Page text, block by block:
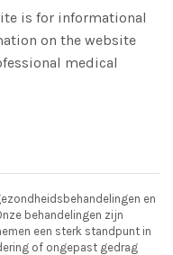
is for informational
on the website
medical
en
behandelingen zijn
een sterk standpunt in
of ongepast gedrag